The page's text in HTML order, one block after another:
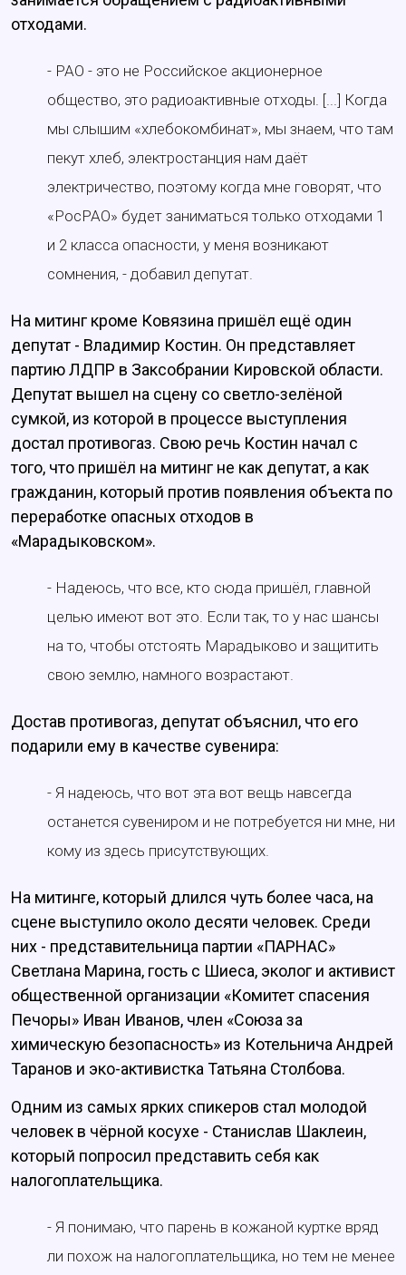
отходами.
- РАО - это не Российское акционерное
общество, это радиоактивные отходы. [...] Когда
мы слышим «хлебокомбинат», мы знаем, что там
пекут хлеб, электростанция нам даёт
электричество, поэтому когда мне говорят, что
«РосРАО» будет заниматься только отходами 1
и 2 класса опасности, у меня возникают
сомнения, - добавил депутат.
На митинг кроме Ковязина пришёл ещё один
депутат - Владимир Костин. Он представляет
партию ЛДПР в Заксобрании Кировской области.
Депутат вышел на сцену со светло-зелёной
сумкой, из которой в процессе выступления
достал противогаз. Свою речь Костин начал с
того, что пришёл на митинг не как депутат, а как
гражданин, который против появления объекта по
переработке опасных отходов в
«Марадыковском».
- Надеюсь, что все, кто сюда пришёл, главной
целью имеют вот это. Если так, то у нас шансы
на то, чтобы отстоять Марадыково и защитить
свою землю, намного возрастают.
Достав противогаз, депутат объяснил, что его
подарили ему в качестве сувенира:
- Я надеюсь, что вот эта вот вещь навсегда
останется сувениром и не потребуется ни мне, ни
кому из здесь присутствующих.
На митинге, который длился чуть более часа, на
сцене выступило около десяти человек. Среди
них - представительница партии «ПАРНАС»
Светлана Марина, гость с Шиеса, эколог и активист
общественной организации «Комитет спасения
Печоры» Иван Иванов, член «Союза за
химическую безопасность» из Котельнича Андрей
Таранов и эко-активистка Татьяна Столбова.
Одним из самых ярких спикеров стал молодой
человек в чёрной косухе - Станислав Шаклеин,
который попросил представить себя как
налогоплательщика.
- Я понимаю, что парень в кожаной куртке вряд
ли похож на налогоплательщика, но тем не менее